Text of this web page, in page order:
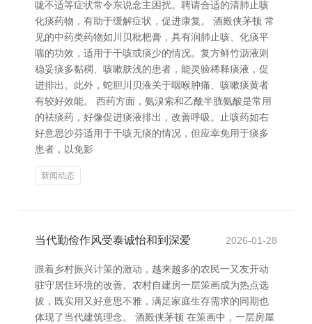
咙不适等症状常令东说念主困扰。聘请合适的清肺止咳
化痰药物，有助于缓解症状，促进康复。 酒殿侠茅顿 常
见的中药类药物如川贝枇杷膏，具有润肺止咳、化痰平
喘的功效，适用于干咳或痰少的情况。复方鲜竹沥液则
稳妥痰多黏稠、咳嗽肤浅的患者，能灵验稀释痰液，促
进排出。此外，蛇胆川贝液关于咽喉肿痛、咳嗽痰黄者
有较好效能。 西药方面，氨溴索和乙酰半胱氨酸是常用
的祛痰药，好像促进痰液排出，改善呼吸。止咳药如右
好意思沙芬适用于干咳无痰的情况，但应幸免用于痰多
患者，以免影
新闻动态
当代勤俭作风受泰诚怡和到深爱 2026-01-28
跟着乡村振兴计策的激动，越来越多的农民一又友开动
驻守居住环境的改善。农村自建房一层策画成为热点选
拔，既实用又好意思不雅，满足家庭生存需求的同期也
体现了当代建筑理念。 酒殿侠茅顿 在策画中，一层房屋